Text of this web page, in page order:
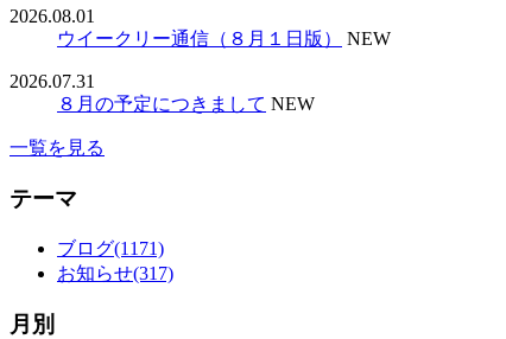
2026.08.01
ウイークリー通信（８月１日版）
NEW
2026.07.31
８月の予定につきまして NEW
一覧を見る
テーマ
ブログ(1171)
お知らせ(317)
月別